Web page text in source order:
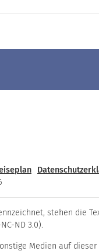
stehen die
ND 3.0).
Medien auf